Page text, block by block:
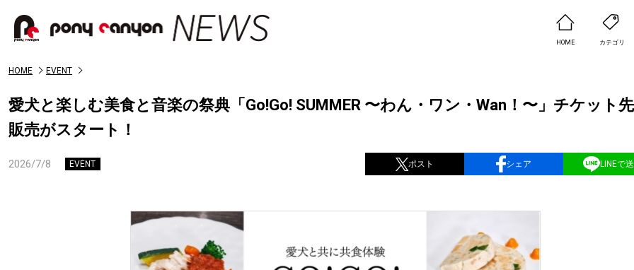
HOME カテゴリ
HOME EVENT
愛犬と楽しむ美食と音楽の祭典「Go!Go! SUMMER 〜わん・ワン・Wan！〜」チケット
販売がスタート！
2026/7/8 EVENT ポスト シェア LINEで